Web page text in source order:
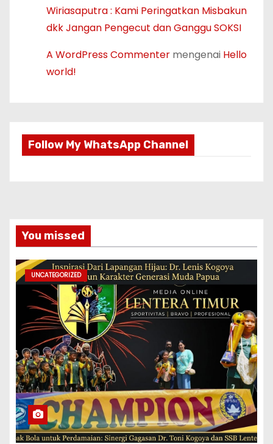
Wiriasaputra : Kami Peringatkan Misbakun
dkk Jangan Pengecut dan Ganggu SOKSI
A WordPress Commenter mengenai Hello
world!
Follow My WhatsApp Channel
You missed
UNCATEGORIZED